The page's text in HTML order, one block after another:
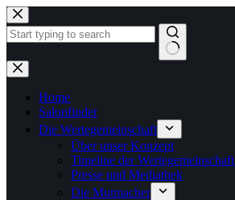
Zum
Inhalt
springen
Keine
Ergebnisse
Home
Salonfinder
Die Wertegemeinschaft
Über unser Konzept
Timeline der Wertegemeinschaft
Presse und Mediathek
Die Mutmacher